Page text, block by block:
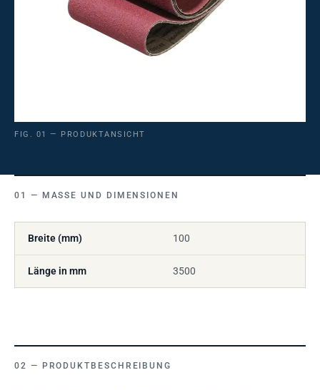
FIG. 01 — PRODUKTANSICHT
MASSE UND DIMENSIONEN
Breite (mm) 100
Länge in mm 3500
PRODUKTBESCHREIBUNG